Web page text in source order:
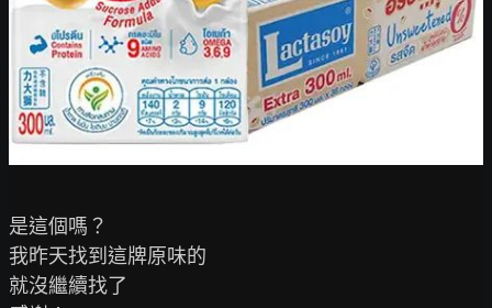
是這個嗎？
我昨天找到這牌原味的
就沒繼續找了